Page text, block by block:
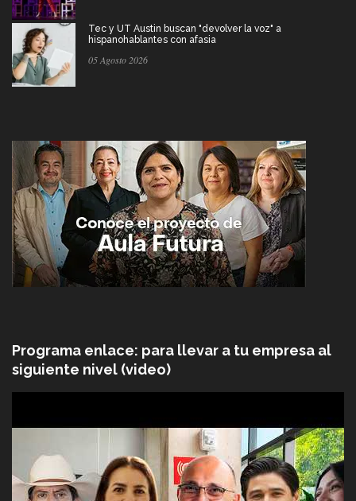
Tec y UT Austin buscan "devolver la voz" a
hispanohablantes con afasia
05 Agosto 2026
Programa enlace: para llevar a tu empresa al
siguiente nivel (video)